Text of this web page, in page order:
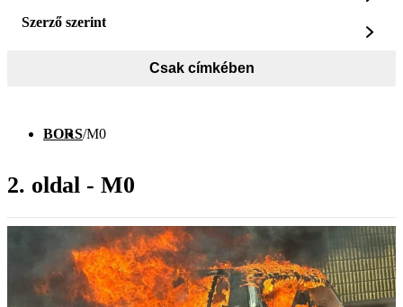
Szerző szerint
Csak címkében
BORS/M0
2. oldal - M0